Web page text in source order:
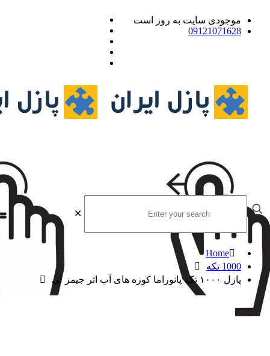
موجودی سایت به روز است
09121071628
✕
Home
1000 تکه
پازل ۱۰۰۰ تکه پانوراما کوزه های آب اثر جیمز لی